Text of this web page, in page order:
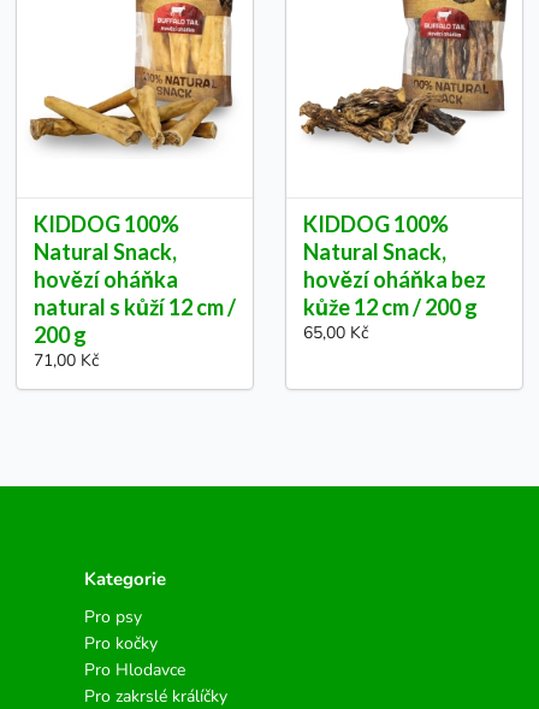
KIDDOG 100%
Natural Snack,
hovězí oháňka
natural s kůží 12 cm /
200 g
71,00 Kč
KIDDOG 100%
Natural Snack,
hovězí oháňka bez
kůže 12 cm / 200 g
65,00 Kč
Kategorie
Pro psy
Pro kočky
Pro Hlodavce
Pro zakrslé králíčky